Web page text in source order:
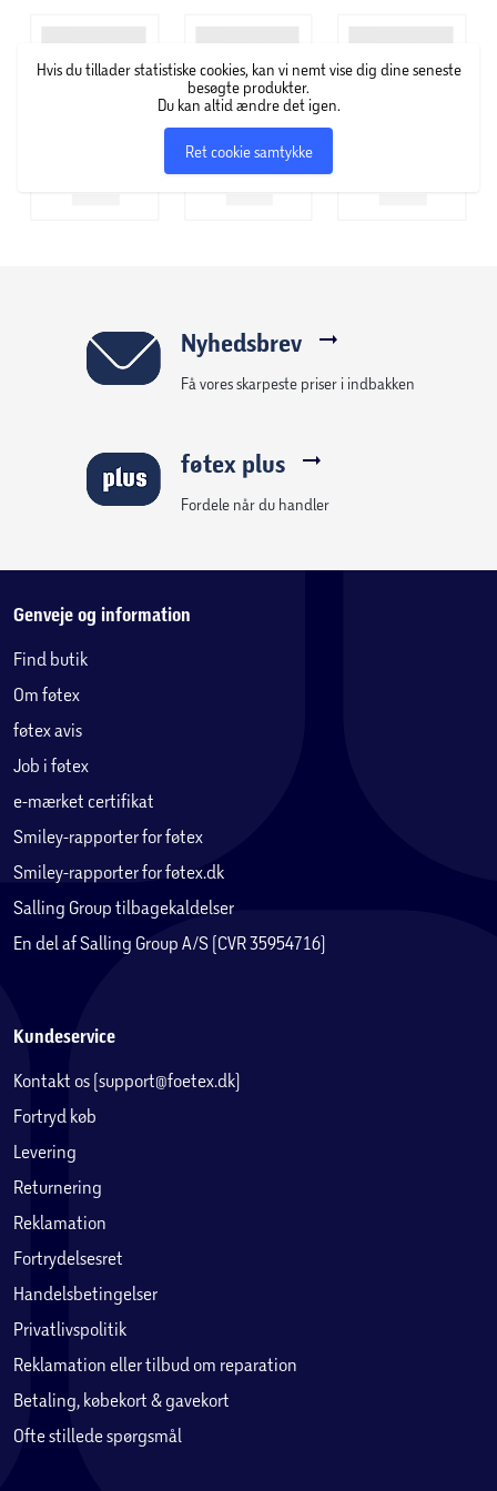
øjenskygge og læbestift til neglelak i alverdens farver,
hudpleje, makeupbørster og andre accessories.
Hvis du tillader statistiske cookies, kan vi nemt vise dig dine seneste
besøgte produkter.
Du kan altid ændre det igen.
Ret cookie samtykke
Nyhedsbrev
Få vores skarpeste priser i indbakken
føtex plus
Fordele når du handler
Genveje og information
Find butik
Om føtex
føtex avis
Job i føtex
e-mærket certifikat
Smiley-rapporter for føtex
Smiley-rapporter for føtex.dk
Salling Group tilbagekaldelser
En del af Salling Group A/S (CVR 35954716)
Kundeservice
Kontakt os (support@foetex.dk)
Fortryd køb
Levering
Returnering
Reklamation
Fortrydelsesret
Handelsbetingelser
Privatlivspolitik
Reklamation eller tilbud om reparation
Betaling, købekort & gavekort
Ofte stillede spørgsmål